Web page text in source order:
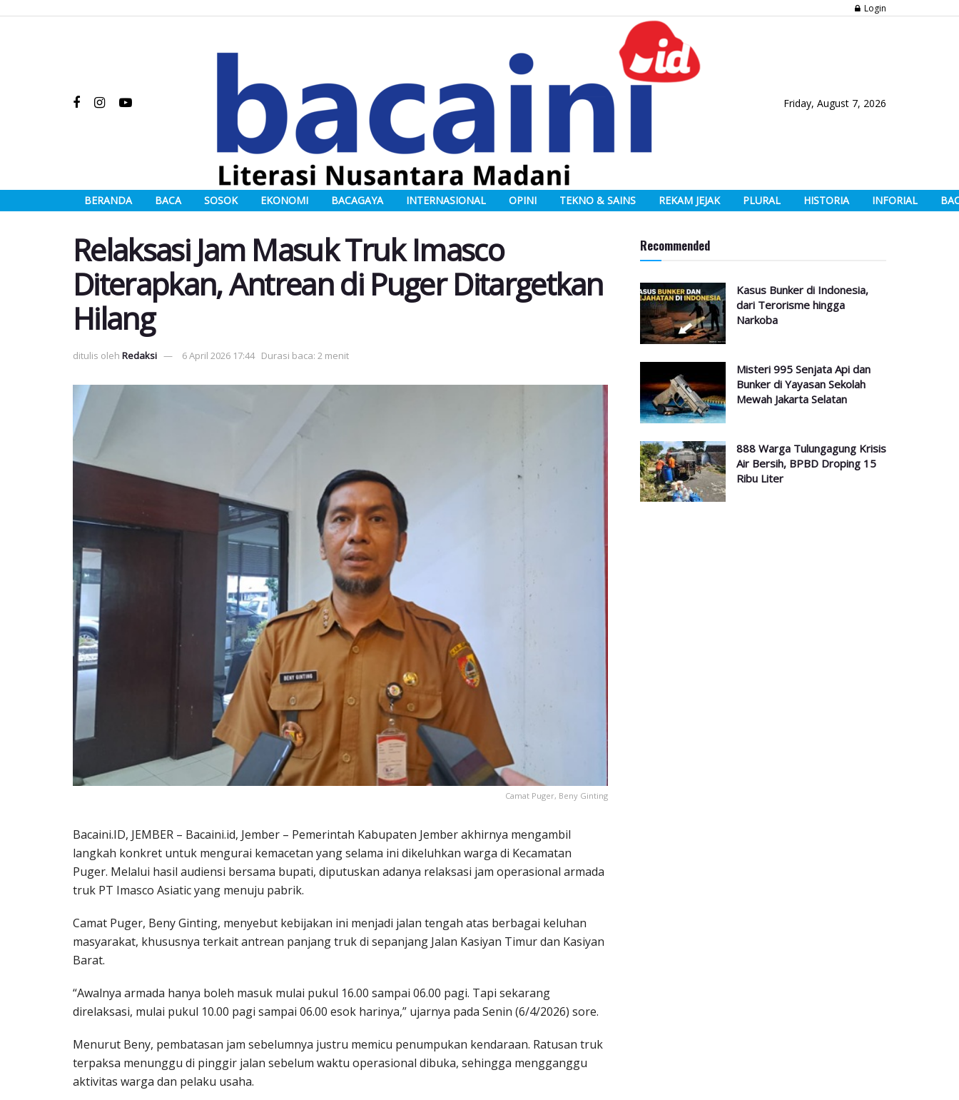
Login
Friday, August 7, 2026
BERANDA BACA SOSOK EKONOMI BACAGAYA INTERNASIONAL OPINI TEKNO & SAINS REKAM JEJAK PLURAL HISTORIA INFORIAL
Relaksasi Jam Masuk Truk Imasco
Diterapkan, Antrean di Puger Ditargetkan
Hilang
ditulis oleh Redaksi 6 April 2026 17:44 Durasi baca: 2 menit
Camat Puger, Beny Ginting
Bacaini.ID, JEMBER – Bacaini.id, Jember – Pemerintah Kabupaten Jember akhirnya mengambil
langkah konkret untuk mengurai kemacetan yang selama ini dikeluhkan warga di Kecamatan
Puger. Melalui hasil audiensi bersama bupati, diputuskan adanya relaksasi jam operasional armada
truk PT Imasco Asiatic yang menuju pabrik.
Camat Puger, Beny Ginting, menyebut kebijakan ini menjadi jalan tengah atas berbagai keluhan
masyarakat, khususnya terkait antrean panjang truk di sepanjang Jalan Kasiyan Timur dan Kasiyan
Barat.
“Awalnya armada hanya boleh masuk mulai pukul 16.00 sampai 06.00 pagi. Tapi sekarang
direlaksasi, mulai pukul 10.00 pagi sampai 06.00 esok harinya,” ujarnya pada Senin (6/4/2026) sore.
Menurut Beny, pembatasan jam sebelumnya justru memicu penumpukan kendaraan. Ratusan truk
terpaksa menunggu di pinggir jalan sebelum waktu operasional dibuka, sehingga mengganggu
aktivitas warga dan pelaku usaha.
Recommended
Kasus Bunker di Indonesia,
dari Terorisme hingga
Narkoba
Misteri 995 Senjata Api dan
Bunker di Yayasan Sekolah
Mewah Jakarta Selatan
888 Warga Tulungagung Krisis
Air Bersih, BPBD Droping 15
Ribu Liter